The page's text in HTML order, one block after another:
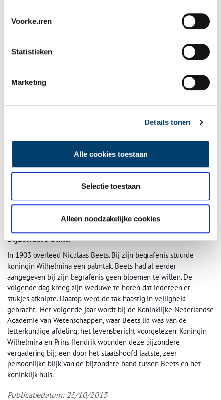
Voorkeuren
Statistieken
Marketing
Details tonen
Alle cookies toestaan
Selectie toestaan
Alleen noodzakelijke cookies
Bron: Letterkundig Museum, Den Haag.
Bijzondere band
In 1903 overleed Nicolaas Beets. Bij zijn begrafenis stuurde
koningin Wilhelmina een palmtak. Beets had al eerder
aangegeven bij zijn begrafenis geen bloemen te willen. De
volgende dag kreeg zijn weduwe te horen dat iedereen er
stukjes afknipte. Daarop werd de tak haastig in veiligheid
gebracht. Het volgende jaar wordt bij de Koninklijke Nederlandse
Academie van Wetenschappen, waar Beets lid was van de
letterkundige afdeling, het levensbericht voorgelezen. Koningin
Wilhelmina en Prins Hendrik woonden deze bijzondere
vergadering bij; een door het staatshoofd laatste, zeer
persoonlijke blijk van de bijzondere band tussen Beets en het
koninklijk huis.
Publicatiedatum: 25/10/2013